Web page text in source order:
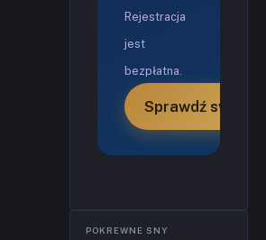
Rejestracja
jest
bezpłatna.
Sprawdź swoją
POKREWNE SNY